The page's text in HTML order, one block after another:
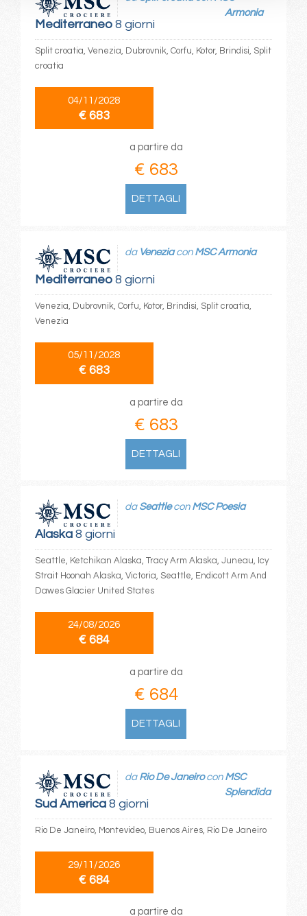
Mediterraneo8 giorni
Armonia
Split croatia, Venezia, Dubrovnik, Corfu, Kotor, Brindisi, Split
croatia
04/11/2028
€ 683
a partire da
€ 683
DETTAGLI
Mediterraneo8 giorni
da Veneziacon MSC Armonia
Venezia, Dubrovnik, Corfu, Kotor, Brindisi, Split croatia,
Venezia
05/11/2028
€ 683
a partire da
€ 683
DETTAGLI
Alaska8 giorni
da Seattlecon MSC Poesia
Seattle, Ketchikan Alaska, Tracy Arm Alaska, Juneau, Icy
Strait Hoonah Alaska, Victoria, Seattle, Endicott Arm And
Dawes Glacier United States
24/08/2026
€ 684
a partire da
€ 684
DETTAGLI
Sud America8 giorni
da Rio De Janeirocon MSC
Splendida
Rio De Janeiro, Montevideo, Buenos Aires, Rio De Janeiro
29/11/2026
€ 684
a partire da